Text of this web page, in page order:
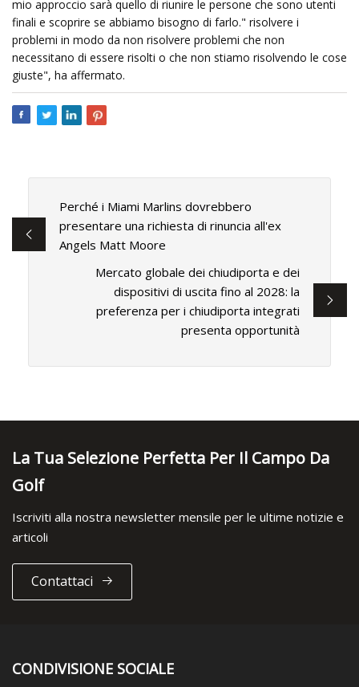
mio approccio sarà quello di riunire le persone che sono utenti
finali e scoprire se abbiamo bisogno di farlo." risolvere i
problemi in modo da non risolvere problemi che non
necessitano di essere risolti o che non stiamo risolvendo le cose
giuste", ha affermato.
Perché i Miami Marlins dovrebbero
presentare una richiesta di rinuncia all'ex
Angels Matt Moore
Mercato globale dei chiudiporta e dei
dispositivi di uscita fino al 2028: la
preferenza per i chiudiporta integrati
presenta opportunità
La Tua Selezione Perfetta Per Il Campo Da
Golf
Iscriviti alla nostra newsletter mensile per le ultime notizie e
articoli
Contattaci
CONDIVISIONE SOCIALE